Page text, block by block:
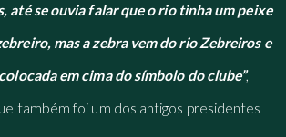
até se ouvia falar que o rio tinha um peixe
mas a zebra vem do rio Zebreiros e
em cima do símbolo do clube”,
também foi um dos antigos presidentes